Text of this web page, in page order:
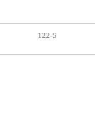
122-5